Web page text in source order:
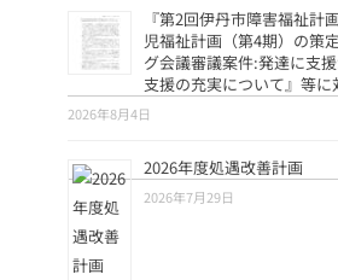
『第2回伊丹市障害福祉計
児福祉計画（第4期）の策
グ会議審議案件:発達に支
支援の充実について』等
2026年8月4日
2026年度処遇改善計画
2026年7月29日